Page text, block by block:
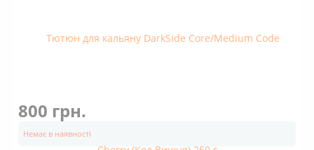
800 грн.
Немає в наявності